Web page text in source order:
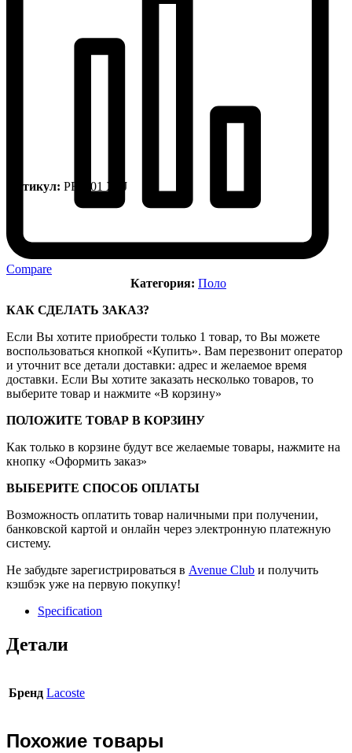
Compare
Артикул: PF8601 XFJ
Категория: Поло
КАК СДЕЛАТЬ ЗАКАЗ?
Если Вы хотите приобрести только 1 товар, то Вы можете
воспользоваться кнопкой «Купить». Вам перезвонит оператор
и уточнит все детали доставки: адрес и желаемое время
доставки. Если Вы хотите заказать несколько товаров, то
выберите товар и нажмите «В корзину»
ПОЛОЖИТЕ ТОВАР В КОРЗИНУ
Как только в корзине будут все желаемые товары, нажмите на
кнопку «Оформить заказ»
ВЫБЕРИТЕ СПОСОБ ОПЛАТЫ
Возможность оплатить товар наличными при получении,
банковской картой и онлайн через электронную платежную
систему.
Не забудьте зарегистрироваться в Avenue Club и получить
кэшбэк уже на первую покупку!
Specification
Детали
Бренд Lacoste
Похожие товары